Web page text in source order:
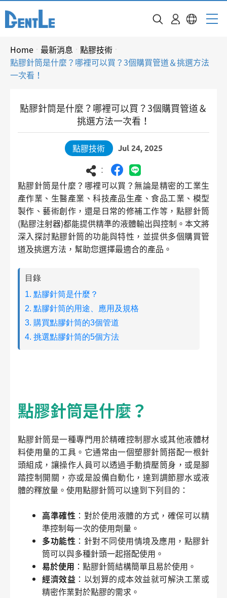
Home 最新消息
點膠技術
點膠針筒是什麼？哪裡可以買？3個購買管道＆挑選方法
一次看！
點膠針筒是什麼？哪裡可以買？3個購買管道＆
挑選方法一次看！
點膠技術 Jul 24, 2025
：
點膠針筒是什麼？哪裡可以買？無論是精密的工業生
產作業、生醫產業、科技產品生產、食品工業、模型
製作、藝術創作，還是日常的修補工作等，點膠針筒
(點膠注射器)都能提供精準的液體輸出與控制。本文將
深入探討點膠針筒的功能與特性，並提供多個購買管
道及挑選方法，幫助您選擇最適合的產品。
目錄
1. 點膠針筒是什麼？
2. 點膠針筒的用途、應用及規格
3. 購買點膠針筒的3個管道
4. 挑選點膠針筒的5個方法
點膠針筒是什麼？
點膠針筒是一種專門用於精確控制膠水或其他液體材
料使用量的工具。它通常由一個塑膠針筒搭配一根針
頭組成，讓操作人員可以透過手動擠壓筒身，或是腳
踏控制開關，亦或是設備自動化，達到調節膠水或液
體的釋放量。使用點膠針筒可以達到下列目的：
高準確性 ：對於使用液體的方式，確保可以精
準控制每一次的使用劑量。
多功能性 ：針對不同使用情境及應用，點膠針
筒可以與多種針頭一起搭配使用。
易於使用 ：點膠針筒結構簡單且易於使用。
經濟效益 ：以划算的成本效益就可解決工業或
精密作業對於點膠的需求。